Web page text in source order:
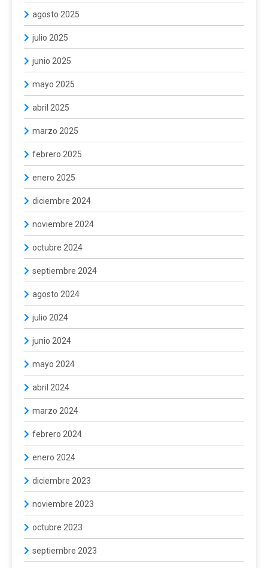
agosto 2025
julio 2025
junio 2025
mayo 2025
abril 2025
marzo 2025
febrero 2025
enero 2025
diciembre 2024
noviembre 2024
octubre 2024
septiembre 2024
agosto 2024
julio 2024
junio 2024
mayo 2024
abril 2024
marzo 2024
febrero 2024
enero 2024
diciembre 2023
noviembre 2023
octubre 2023
septiembre 2023